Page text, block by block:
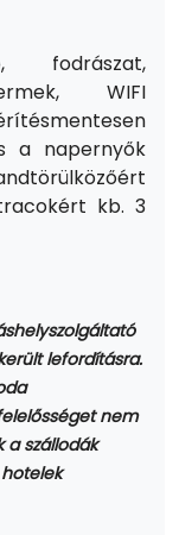
fodrászat,
WIFI
a napernyők
kb. 3
lefordításra.
nem
a szállodák